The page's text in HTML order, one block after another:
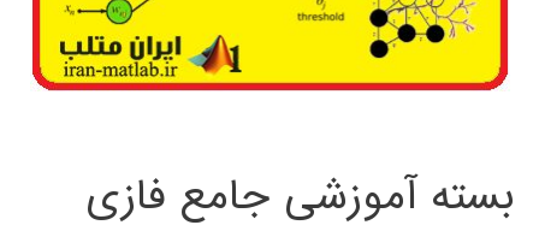
بسته آموزشی جامع فازی